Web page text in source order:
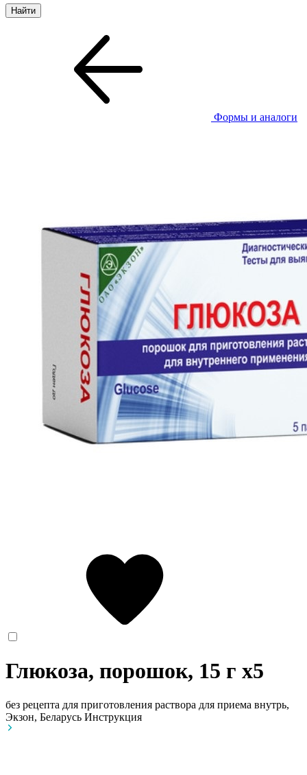
Формы и аналоги
Глюкоза, порошок, 15 г x5
без рецепта для приготовления раствора для приема внутрь,
Экзон, Беларусь Инструкция